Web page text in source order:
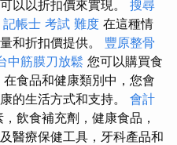
以以折扣價來實現。 搜尋
記帳士 考試 難度 在這種情
和折扣價提供。 豐原整骨
中筋膜刀放鬆 您可以購買食
食品和健康類別中，您會
的生活方式和支持。 會計
飲食補充劑，健康食品，
醫療保健工具，牙科產品和